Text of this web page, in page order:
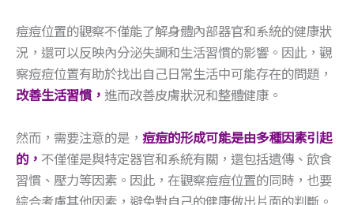
痘痘位置的觀察不僅能了解身體內部器官和系統的健康狀
況，還可以反映內分泌失調和生活習慣的影響。因此，觀
察痘痘位置有助於找出自己日常生活中可能存在的問題，
改善生活習慣， 進而改善皮膚狀況和整體健康。
然而，需要注意的是， 痘痘的形成可能是由多種因素引起
的， 不僅僅是與特定器官和系統有關，還包括遺傳、飲食
習慣、壓力等因素。因此，在觀察痘痘位置的同時，也要
綜合考慮其他因素，避免對自己的健康做出片面的判斷。